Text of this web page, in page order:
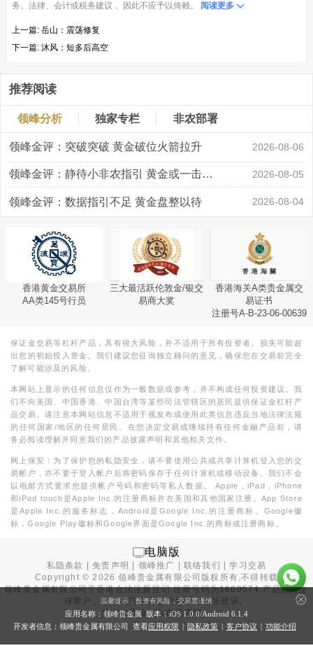
务、法律、会计或税务建议， 因此不应予以倚赖。
阅读更多
上一篇: 岳山：震荡修复
下一篇: 沐风：短多后高空
推荐阅读
领峰分析 独家专栏 非农部署
领峰金评：突破突破 黄金破位火箭拉升 2026-08-06
领峰金评：静待小非农指引 黄金或一击破局 2026-08-05
领峰金评：数据指引不足 黄金盘整以待 2026-08-04
香港黄金交易所
AA类145号行员
三大最活跃伦敦金/银交
易商大奖
香港海关A类贵金属交
易证书
注册号A-B-23-06-00639
保证金交易等杠杆产品，具有很大风险，并不适用于所有投资者。损失可能超
出您的初始投入资金。我们建议您征询独立顾问的意见，确保您在交易前完全
了解可能涉及的风险。
本网站上显示的任何信息仅作为一般数据或参考，并不构成任何投资建议。我
们不向美国、中国香港、中国台湾等某些司法管辖区的居民提供保证金杠杆产
品交易。请注意本网站信息不适用于视发布或使用此类信息违反当地法律法规
的任何国家/地区的任何居民。在您决定交易或继续持有任何金融产品前，请
务必阅读理解并同意我们的产品披露声明和其他相关文件。
网上保安：为了保护您的私隐安全，请不要使用公共或共享计算机登入您的交
易帐户，亦不要于登入帐户后将密码保存于任何计算机或移动设备。我们不会
以电邮方式要求您提供帐户号码和密码等私人数据。 Apple，iPad，iPhone
和iPod touch是Apple Inc.的注册商标并在美国和其他国家注册。App Store
是Apple Inc.的服务标志，Android是Google Inc.的注册商标。Google徽
标，Google Play徽标和Google界面是Google Inc.的商标或注册商标。
电脑版
私隐条款 |免责声明 领峰推广 |联络我们 |学习交易
Copyright ©2026 领峰贵金属有限公司版权所有,不得转载
领峰贵金属有限公司于香港合法注册登记,注册号码为1660574,产品面向全
球客户。本站内所有内容均为香港地区资讯。
投资有风险，入市需谨慎。
温馨提示：投资有风险，交易需谨慎
应用名称：领峰贵金属 版本：iOS 1.0.0/Android 6.1.4
开发者信息：领峰贵金属有限公司 查看应用权限 | 隐私政策 | 客户协议 | 功能介绍